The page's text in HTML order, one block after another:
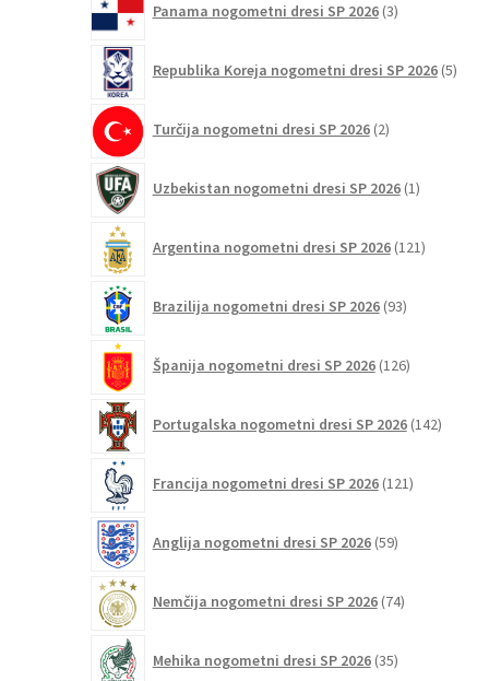
Panama nogometni dresi SP 2026 3izdelki
Republika Koreja nogometni dresi SP 2026 5
Turčija nogometni dresi SP 2026 2izdelka
Uzbekistan nogometni dresi SP 2026 1izdelek
Argentina nogometni dresi SP 2026 121izdelkov
Brazilija nogometni dresi SP 2026 93izdelkov
Španija nogometni dresi SP 2026 126izdelkov
Portugalska nogometni dresi SP 2026 142
Francija nogometni dresi SP 2026 121izdelkov
Anglija nogometni dresi SP 2026 59izdelkov
Nemčija nogometni dresi SP 2026 74izdelkov
Mehika nogometni dresi SP 2026 35izdelkov